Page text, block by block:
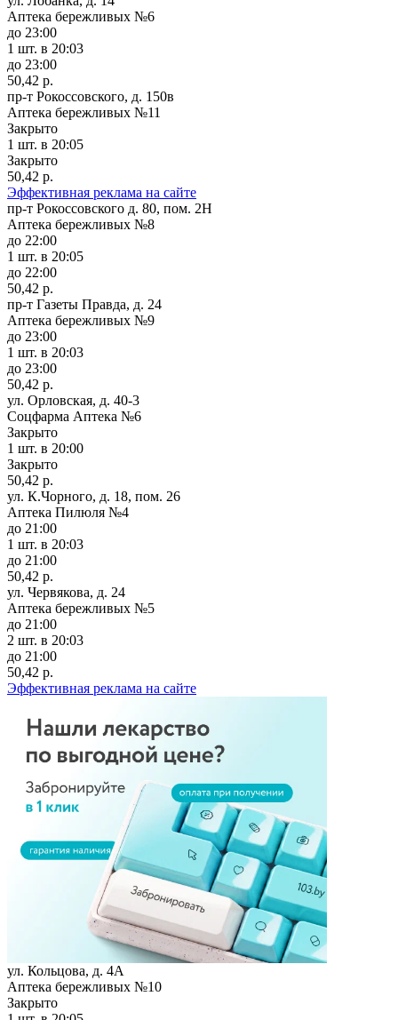
Аптека бережливых №6
до 23:00
1 шт. в 20:03
до 23:00
50,42 р.
пр-т Рокоссовского, д. 150в
Аптека бережливых №11
Закрыто
1 шт. в 20:05
Закрыто
50,42 р.
Эффективная реклама на сайте
пр-т Рокоссовского д. 80, пом. 2Н
Аптека бережливых №8
до 22:00
1 шт. в 20:05
до 22:00
50,42 р.
пр-т Газеты Правда, д. 24
Аптека бережливых №9
до 23:00
1 шт. в 20:03
до 23:00
50,42 р.
ул. Орловская, д. 40-3
Соцфарма Аптека №6
Закрыто
1 шт. в 20:00
Закрыто
50,42 р.
ул. К.Чорного, д. 18, пом. 26
Аптека Пилюля №4
до 21:00
1 шт. в 20:03
до 21:00
50,42 р.
ул. Червякова, д. 24
Аптека бережливых №5
до 21:00
2 шт. в 20:03
до 21:00
50,42 р.
Эффективная реклама на сайте
ул. Кольцова, д. 4А
Аптека бережливых №10
Закрыто